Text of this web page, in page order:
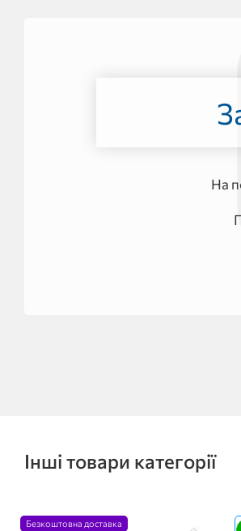
На
Інші товари категорії
Безкоштовна доставка